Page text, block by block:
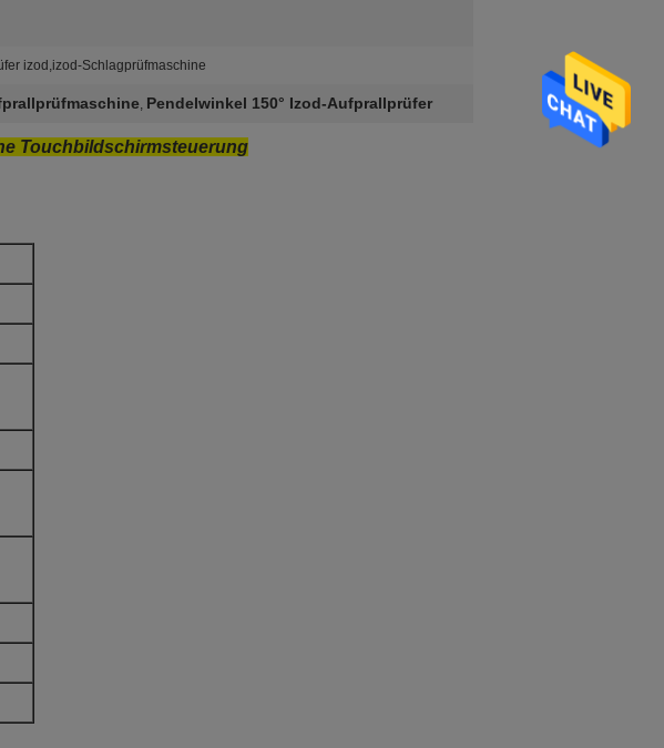
izod,izod-Schlagprüfmaschine
, Pendelwinkel 150° Izod-Aufprallprüfer
Touchbildschirmsteuerung